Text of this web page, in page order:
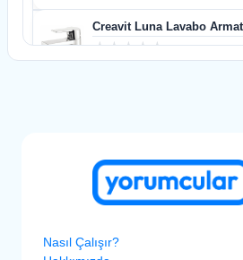
Creavit Luna Lavabo
Philips Hue Play Led
Nasıl Çalışır?